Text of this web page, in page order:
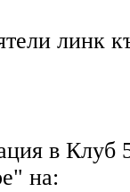
линк
в
на: